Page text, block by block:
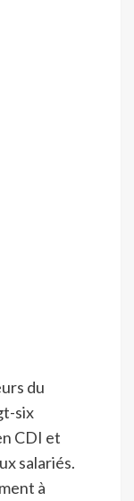
du
six
CDI et
salariés.
à